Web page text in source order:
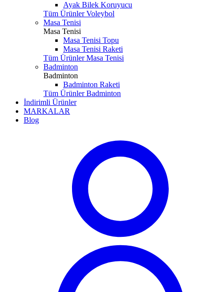
Ayak Bilek Koruyucu
Tüm Ürünler Voleybol
Masa Tenisi
Masa Tenisi
Masa Tenisi Topu
Masa Tenisi Raketi
Tüm Ürünler Masa Tenisi
Badminton
Badminton
Badminton Raketi
Tüm Ürünler Badminton
İndirimli Ürünler
MARKALAR
Blog